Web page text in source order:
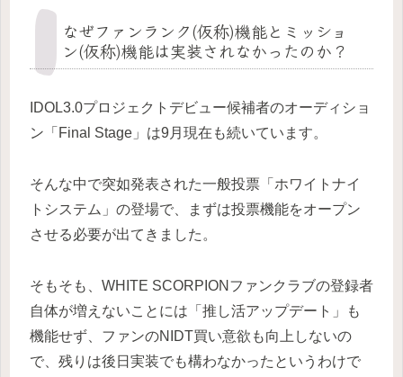
なぜファンランク(仮称)機能とミッショ
ン(仮称)機能は実装されなかったのか？
IDOL3.0プロジェクトデビュー候補者のオーディショ
ン「Final Stage」は9月現在も続いています。
そんな中で突如発表された一般投票「ホワイトナイ
トシステム」の登場で、まずは投票機能をオープン
させる必要が出てきました。
そもそも、WHITE SCORPIONファンクラブの登録者
自体が増えないことには「推し活アップデート」も
機能せず、ファンのNIDT買い意欲も向上しないの
で、残りは後日実装でも構わなかったというわけで